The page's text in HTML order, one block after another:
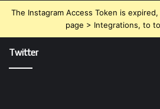
The Instagram Access Token is
page > Integrations, to
Twitter